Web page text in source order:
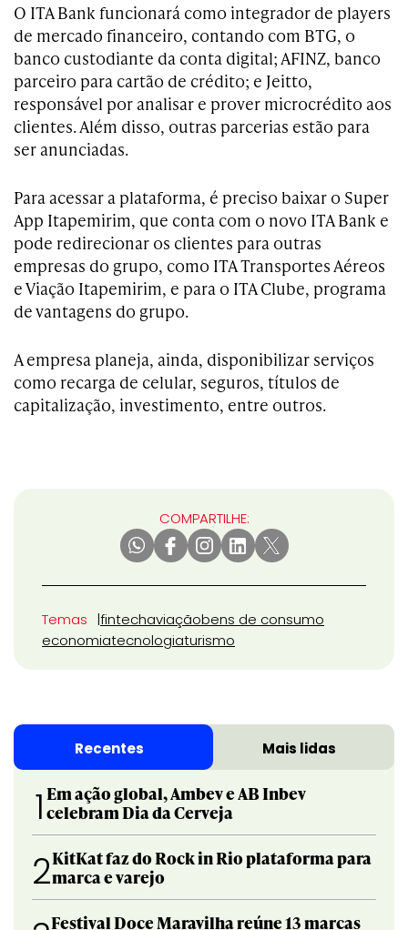
O ITA Bank funcionará como integrador de players
de mercado financeiro, contando com BTG, o
banco custodiante da conta digital; AFINZ, banco
parceiro para cartão de crédito; e Jeitto,
responsável por analisar e prover microcrédito aos
clientes. Além disso, outras parcerias estão para
ser anunciadas.
Para acessar a plataforma, é preciso baixar o Super
App Itapemirim, que conta com o novo ITA Bank e
pode redirecionar os clientes para outras
empresas do grupo, como ITA Transportes Aéreos
e Viação Itapemirim, e para o ITA Clube, programa
de vantagens do grupo.
A empresa planeja, ainda, disponibilizar serviços
como recarga de celular, seguros, títulos de
capitalização, investimento, entre outros.
COMPARTILHE:
Temas fintechaviaçãobens de consumo
economiatecnologiaturismo
Recentes Mais lidas
1 Em ação global, Ambev e AB Inbev
celebram Dia da Cerveja
2KitKat faz do Rock in Rio plataforma para
marca e varejo
Festival Doce Maravilha reúne 13 marcas